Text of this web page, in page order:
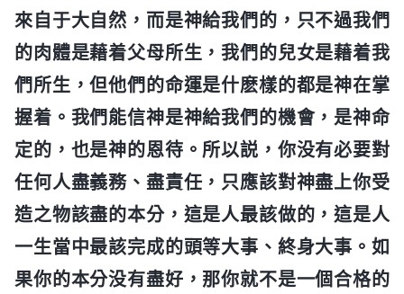
來自于大自然，而是神給我們的，只不過我們
的肉體是藉着父母所生，我們的兒女是藉着我
們所生，但他們的命運是什麽樣的都是神在掌
握着。我們能信神是神給我們的機會，是神命
定的，也是神的恩待。所以説，你没有必要對
任何人盡義務、盡責任，只應該對神盡上你受
造之物該盡的本分，這是人最該做的，這是人
一生當中最該完成的頭等大事、終身大事。如
果你的本分没有盡好，那你就不是一個合格的